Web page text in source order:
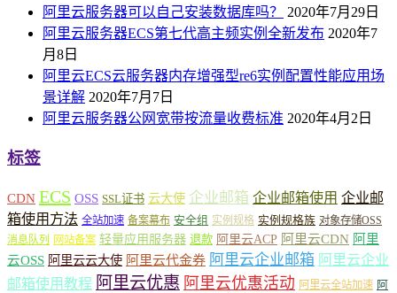
阿里云服务器可以自己安装数据库吗？
2020年7月29日
阿里云服务器ECS第七代高主频实例全新发布 2020年7
月8日
阿里云ECS云服务器内存增强型re6实例配置性能应用场
景详解 2020年7月7日
阿里云服务器公网宽带按流量收费标准 2020年4月2日
标签
CDN ECS OSS SSL证书 云大使 企业邮箱 企业邮箱使用 企业邮
箱使用方法 全站加速 备案幕布 安全组 实例规格 实例规格族 对象存储OSS
消息队列
网站备案 轻量应用服务器 退款 阿里云ACP 阿里云CDN 阿里
云OSS 阿里云云大使 阿里云代金券 阿里云企业邮箱 阿里云企业
邮箱使用教程 阿里云优惠 阿里云优惠活动 阿里云全站加速 阿